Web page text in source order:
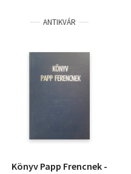
ANTIKVÁR
Könyv Papp Frencnek -